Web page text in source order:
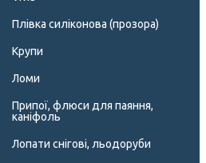
Плівка силіконова (прозора)
Крупи
Ломи
Припої, флюси для паяння,
каніфоль
Лопати снігові, льодоруби